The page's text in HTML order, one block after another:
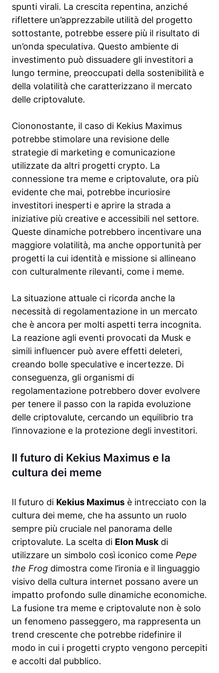
spunti virali. La crescita repentina, anziché
riflettere un’apprezzabile utilità del progetto
sottostante, potrebbe essere più il risultato di
un’onda speculativa. Questo ambiente di
investimento può dissuadere gli investitori a
lungo termine, preoccupati della sostenibilità e
della volatilità che caratterizzano il mercato
delle criptovalute.
Ciononostante, il caso di Kekius Maximus
potrebbe stimolare una revisione delle
strategie di marketing e comunicazione
utilizzate da altri progetti crypto. La
connessione tra meme e criptovalute, ora più
evidente che mai, potrebbe incuriosire
investitori inesperti e aprire la strada a
iniziative più creative e accessibili nel settore.
Queste dinamiche potrebbero incentivare una
maggiore volatilità, ma anche opportunità per
progetti la cui identità e missione si allineano
con culturalmente rilevanti, come i meme.
La situazione attuale ci ricorda anche la
necessità di regolamentazione in un mercato
che è ancora per molti aspetti terra incognita.
La reazione agli eventi provocati da Musk e
simili influencer può avere effetti deleteri,
creando bolle speculative e incertezze. Di
conseguenza, gli organismi di
regolamentazione potrebbero dover evolvere
per tenere il passo con la rapida evoluzione
delle criptovalute, cercando un equilibrio tra
l’innovazione e la protezione degli investitori.
Il futuro di Kekius Maximus e la
cultura dei meme
Il futuro di Kekius Maximus è intrecciato con la
cultura dei meme, che ha assunto un ruolo
sempre più cruciale nel panorama delle
criptovalute. La scelta di Elon Musk di
utilizzare un simbolo così iconico come Pepe
the Frog dimostra come l’ironia e il linguaggio
visivo della cultura internet possano avere un
impatto profondo sulle dinamiche economiche.
La fusione tra meme e criptovalute non è solo
un fenomeno passeggero, ma rappresenta un
trend crescente che potrebbe ridefinire il
modo in cui i progetti crypto vengono percepiti
e accolti dal pubblico.